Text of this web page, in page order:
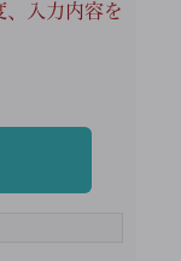
入力内容を